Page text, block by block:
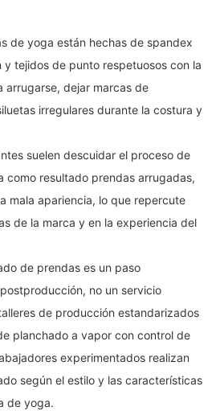
de yoga están hechas de spandex
tejidos de punto respetuosos con la
arrugarse, dejar marcas de
irregulares durante la costura y
suelen descuidar el proceso de
como resultado prendas arrugadas,
mala apariencia, lo que repercute
de la marca y en la experiencia del
de prendas es un paso
no un servicio
de producción estandarizados
planchado a vapor con control de
experimentados realizan
según el estilo y las características
de yoga.